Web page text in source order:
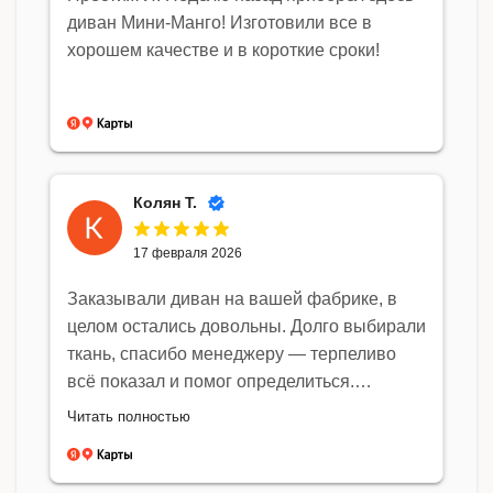
Спасибо за работу, будем рекомендовать
знакомым!
диван Мини-Манго! Изготовили все в
хорошем качестве и в короткие сроки!
Колян Т.
17 февраля 2026
Заказывали диван на вашей фабрике, в
целом остались довольны. Долго выбирали
ткань, спасибо менеджеру — терпеливо
всё показал и помог определиться.
Понравилось, что можно было подогнать
переживали, но сделали даже чуть раньше,
Читать полностью